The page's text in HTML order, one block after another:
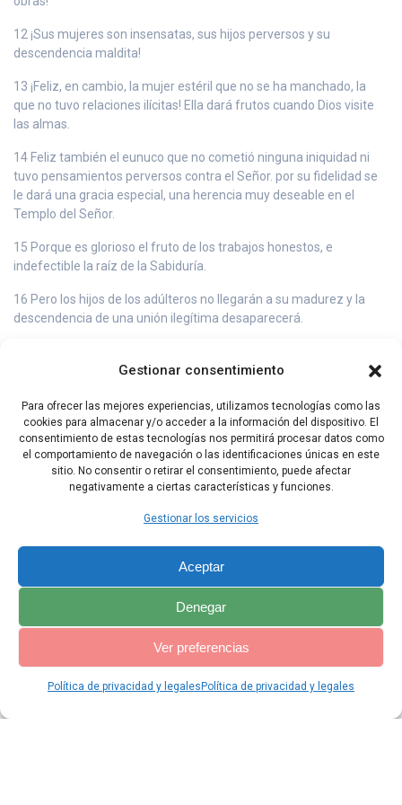
Gestionar consentimiento
Para ofrecer las mejores experiencias, utilizamos tecnologías como las
cookies para almacenar y/o acceder a la información del dispositivo. El
consentimiento de estas tecnologías nos permitirá procesar datos como
el comportamiento de navegación o las identificaciones únicas en este
sitio. No consentir o retirar el consentimiento, puede afectar
negativamente a ciertas características y funciones.
Gestionar los servicios
Aceptar
Denegar
Ver preferencias
Política de privacidad y legales Política de privacidad y legales
12 ¡Sus mujeres son insensatas, sus hijos perversos y su
descendencia maldita!
13 ¡Feliz, en cambio, la mujer estéril que no se ha manchado, la
que no tuvo relaciones ilícitas! Ella dará frutos cuando Dios visite
las almas.
14 Feliz también el eunuco que no cometió ninguna iniquidad ni
tuvo pensamientos perversos contra el Señor. por su fidelidad se
le dará una gracia especial, una herencia muy deseable en el
Templo del Señor.
15 Porque es glorioso el fruto de los trabajos honestos, e
indefectible la raíz de la Sabiduría.
16 Pero los hijos de los adúlteros no llegarán a su madurez y la
descendencia de una unión ilegítima desaparecerá.
vejez será deshonrosa;
18 si mueren pronto, no tendrán esperanza ni consuelo en el día
del Discernimiento,
19 porque es penoso el fin de una raza injusta.
Capítulo Anterior Capítulo Siguiente